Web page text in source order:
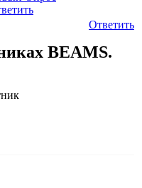
Ответить
BEAMS.